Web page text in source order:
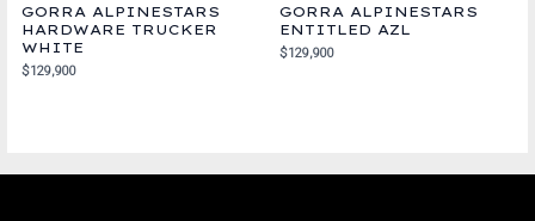
GORRA ALPINESTARS
HARDWARE TRUCKER
WHITE
$129,900
GORRA ALPINESTARS
ENTITLED AZL
$129,900